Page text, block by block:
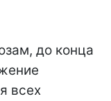
до конца
всех